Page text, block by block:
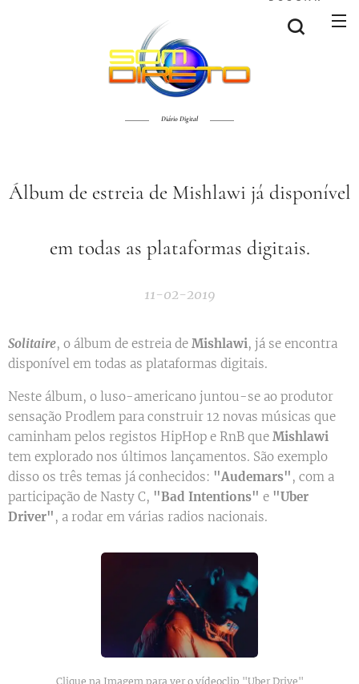
Diário Digital
Álbum de estreia de Mishlawi já disponível
em todas as plataformas digitais.
11-02-2019
Solitaire, o álbum de estreia de Mishlawi, já se encontra
disponível em todas as plataformas digitais.
Neste álbum, o luso-americano juntou-se ao produtor
sensação Prodlem para construir 12 novas músicas que
caminham pelos registos HipHop e RnB que Mishlawi
tem explorado nos últimos lançamentos. São exemplo
disso os três temas já conhecidos: "Audemars" , com a
participação de Nasty C, "Bad Intentions" e "Uber
Driver" , a rodar em várias radios nacionais.
Clique na Imagem para ver o vídeoclip "Uber Drive"